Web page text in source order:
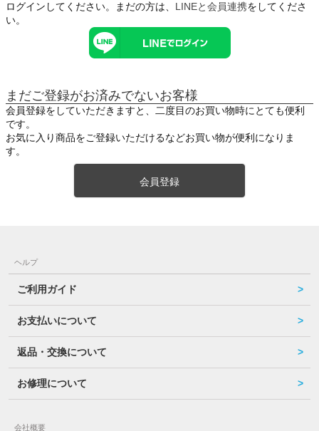
ログインしてください。まだの方は、 LINEと会員連携をしてくださ
い。
まだご登録がお済みでないお客様
会員登録をしていただきますと、二度目のお買い物時にとても便利
です。
お気に入り商品をご登録いただけるなどお買い物が便利になりま
す。
会員登録
ヘルプ
ご利用ガイド
お支払いについて
返品・交換について
お修理について
会社概要